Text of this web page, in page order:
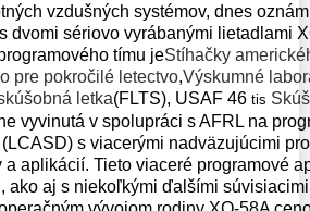
vzdušných systémov, dnes
dvomi sériovo vyrábanými lietadlami
tímu jeStíhačky
pre pokročilé letectvo,Výskumné
letka(FLTS), USAF 46 tis
vyvinutá v spolupráci s AFRL na
s viacerými nadväzujúcimi
aplikácií. Tieto viaceré programové
ako aj s niekoľkými ďalšími